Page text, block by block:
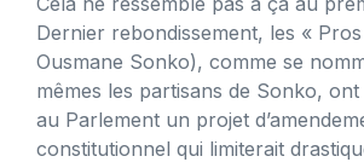
Dernier rebondissement, les «
Ousmane Sonko), comme se
mêmes les partisans de Sonko,
au Parlement un projet
constitutionnel qui limiterait